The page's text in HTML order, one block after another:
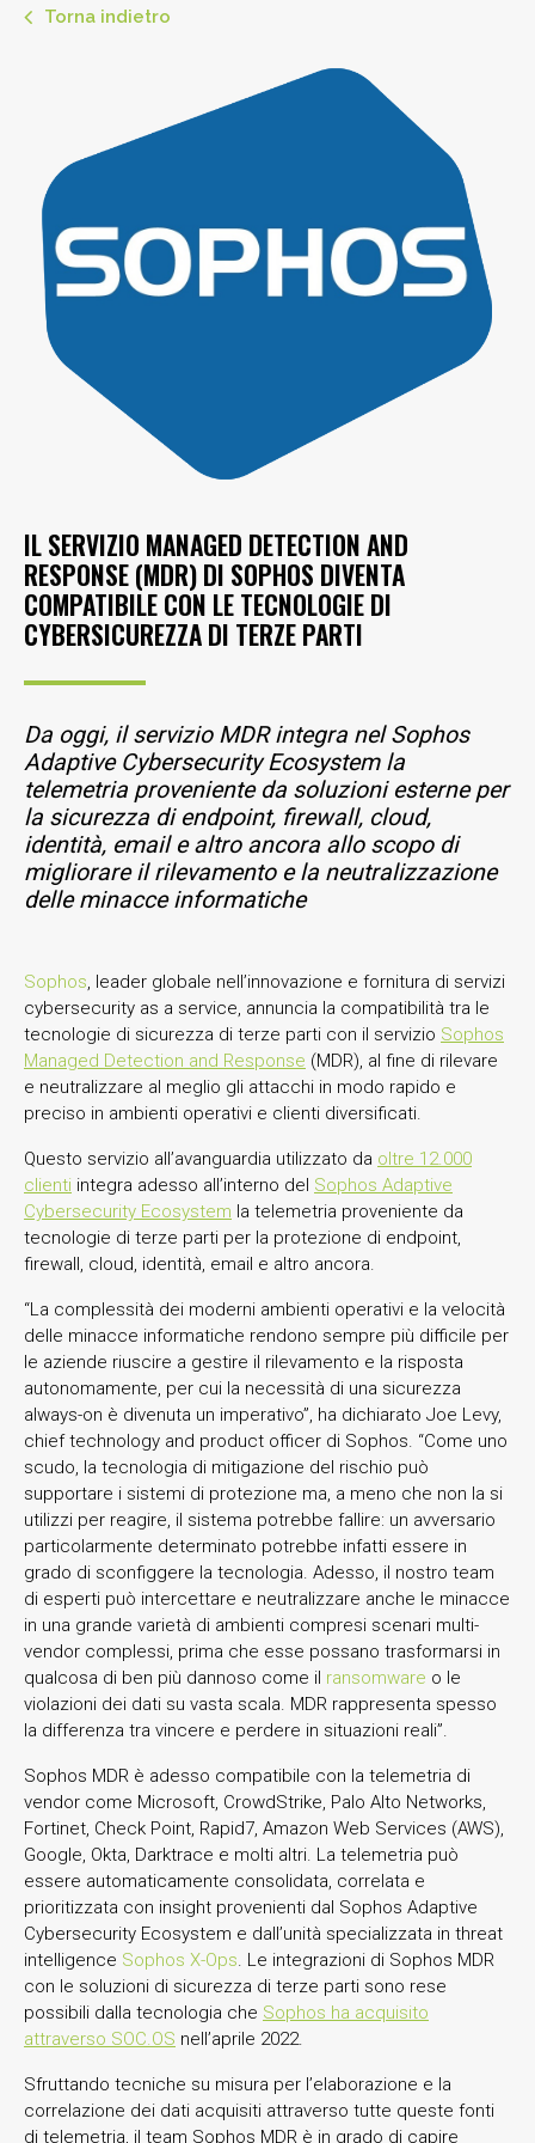
Torna indietro
IL SERVIZIO MANAGED DETECTION AND
RESPONSE (MDR) DI SOPHOS DIVENTA
COMPATIBILE CON LE TECNOLOGIE DI
CYBERSICUREZZA DI TERZE PARTI
Da oggi, il servizio MDR integra nel Sophos
Adaptive Cybersecurity Ecosystem la
telemetria proveniente da soluzioni esterne per
la sicurezza di endpoint, firewall, cloud,
identità, email e altro ancora allo scopo di
migliorare il rilevamento e la neutralizzazione
delle minacce informatiche
Sophos, leader globale nell’innovazione e fornitura di servizi
cybersecurity as a service, annuncia la compatibilità tra le
tecnologie di sicurezza di terze parti con il servizio Sophos
Managed Detection and Response (MDR), al fine di rilevare
e neutralizzare al meglio gli attacchi in modo rapido e
preciso in ambienti operativi e clienti diversificati.
Questo servizio all’avanguardia utilizzato da oltre 12.000
clienti integra adesso all’interno del Sophos Adaptive
Cybersecurity Ecosystem la telemetria proveniente da
tecnologie di terze parti per la protezione di endpoint,
firewall, cloud, identità, email e altro ancora.
“La complessità dei moderni ambienti operativi e la velocità
delle minacce informatiche rendono sempre più difficile per
le aziende riuscire a gestire il rilevamento e la risposta
autonomamente, per cui la necessità di una sicurezza
always-on è divenuta un imperativo”, ha dichiarato Joe Levy,
chief technology and product officer di Sophos. “Come uno
scudo, la tecnologia di mitigazione del rischio può
supportare i sistemi di protezione ma, a meno che non la si
utilizzi per reagire, il sistema potrebbe fallire: un avversario
particolarmente determinato potrebbe infatti essere in
grado di sconfiggere la tecnologia. Adesso, il nostro team
di esperti può intercettare e neutralizzare anche le minacce
in una grande varietà di ambienti compresi scenari multi-
vendor complessi, prima che esse possano trasformarsi in
qualcosa di ben più dannoso come il ransomware o le
violazioni dei dati su vasta scala. MDR rappresenta spesso
la differenza tra vincere e perdere in situazioni reali”.
Sophos MDR è adesso compatibile con la telemetria di
vendor come Microsoft, CrowdStrike, Palo Alto Networks,
Fortinet, Check Point, Rapid7, Amazon Web Services (AWS),
Google, Okta, Darktrace e molti altri. La telemetria può
essere automaticamente consolidata, correlata e
prioritizzata con insight provenienti dal Sophos Adaptive
Cybersecurity Ecosystem e dall’unità specializzata in threat
intelligence Sophos X-Ops. Le integrazioni di Sophos MDR
con le soluzioni di sicurezza di terze parti sono rese
possibili dalla tecnologia che Sophos ha acquisito
attraverso SOC.OS nell’aprile 2022.
Sfruttando tecniche su misura per l’elaborazione e la
correlazione dei dati acquisiti attraverso tutte queste fonti
di telemetria, il team Sophos MDR è in grado di capire